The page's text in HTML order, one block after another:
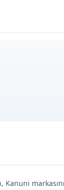
Kanuni